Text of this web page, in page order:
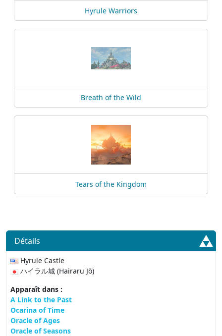
Hyrule Warriors
Breath of the Wild
Tears of the Kingdom
Détails
Hyrule Castle
ハイラル城 (Hairaru Jō)
Apparaît dans :
A Link to the Past
Ocarina of Time
Oracle of Ages
Oracle of Seasons